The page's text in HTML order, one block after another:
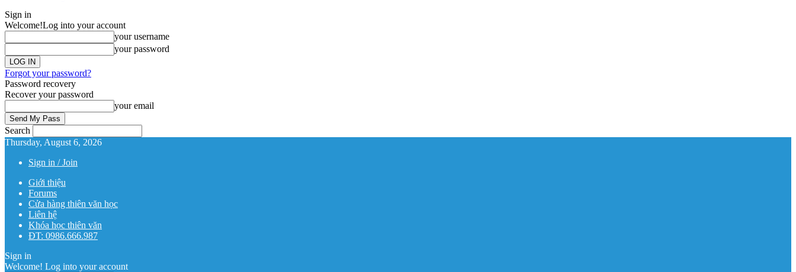
Sign in
Welcome!Log into your account
your username
your password
Forgot your password?
Password recovery
Recover your password
your email
Search
Thursday, August 6, 2026
Sign in / Join
Giới thiệu
Forums
Cửa hàng thiên văn học
Liên hệ
Khóa học thiên văn
ĐT: 0986.666.987
Sign in
Welcome! Log into your account